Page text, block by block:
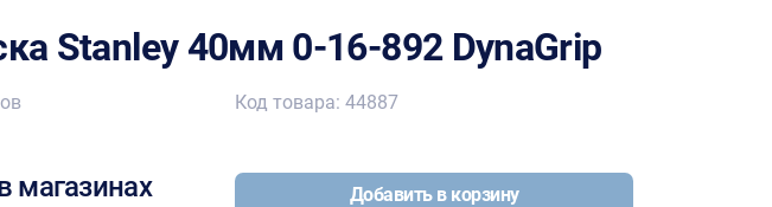
Stanley 40мм 0-16-892 DynaGrip
магазинах
Код товара: 44887
Добавить в корзину